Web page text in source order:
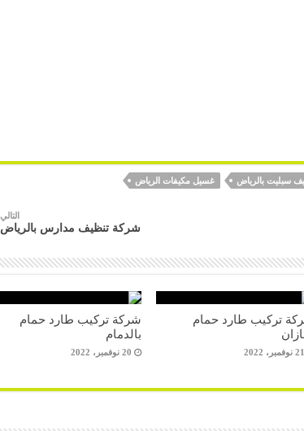
سبليت بالرياض غسيل مكيفات الرياض
التالي
شركة تنظيف مدارس بالرياض
تركيب طارد حمام
21 نوفمبر، 2022
شركة تركيب طارد حمام
بالدمام
20 نوفمبر، 2022